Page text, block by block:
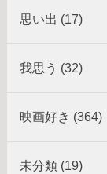
思い出 (17)
我思う (32)
映画好き (364)
未分類 (19)